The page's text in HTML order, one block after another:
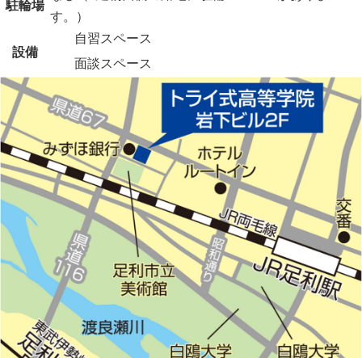
駐輪場
す。）
設備
自習スペース
面談スペース